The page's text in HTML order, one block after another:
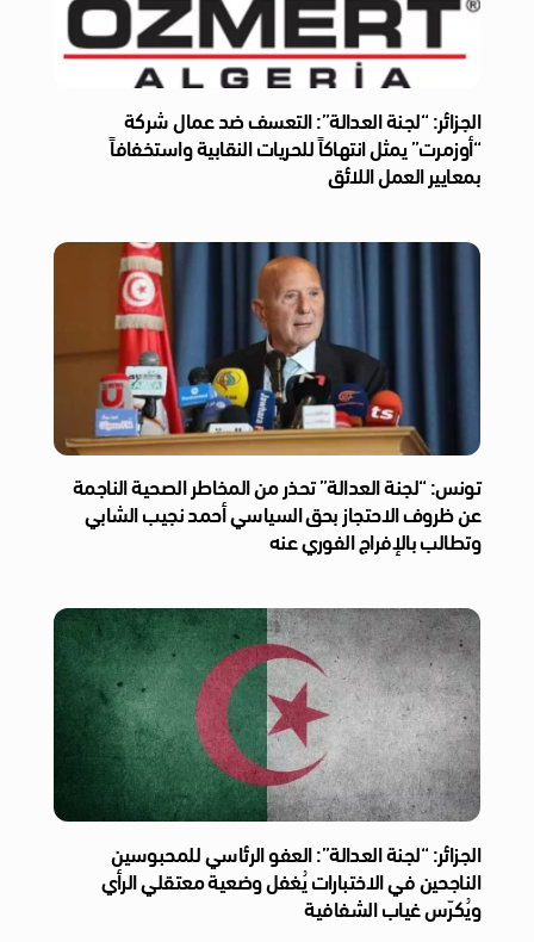
الجزائر: “لجنة العدالة”: التعسف ضد عمال شركة
“أوزمرت” يمثل انتهاكاً للحريات النقابية واستخفافاً
بمعايير العمل اللائق
تونس: “لجنة العدالة” تحذر من المخاطر الصحية الناجمة
عن ظروف الاحتجاز بحق السياسي أحمد نجيب الشابي
وتطالب بالإفراج الفوري عنه
الجزائر: “لجنة العدالة”: العفو الرئاسي للمحبوسين
الناجحين في الاختبارات يُغفل وضعية معتقلي الرأي
ويُكرّس غياب الشفافية